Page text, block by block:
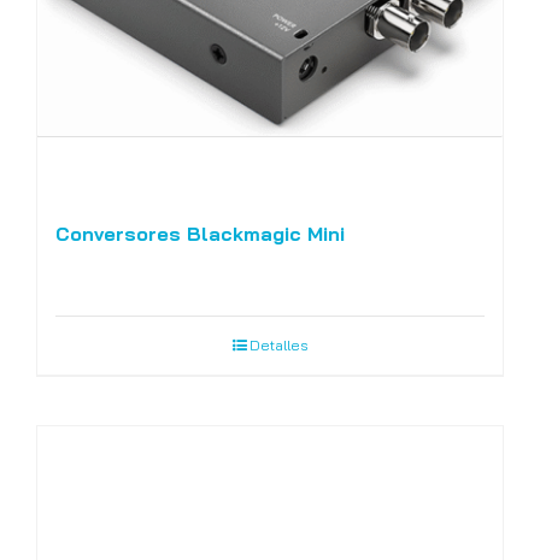
Conversores Blackmagic Mini
Detalles